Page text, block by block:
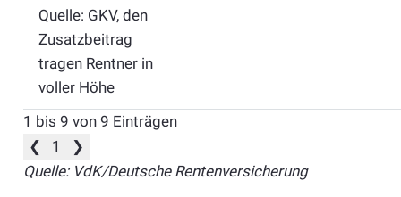
Quelle: GKV, den
Zusatzbeitrag
tragen Rentner in
voller Höhe
1 bis 9 von 9 Einträgen
❮
1
❯
Quelle: VdK/Deutsche Rentenversicherung